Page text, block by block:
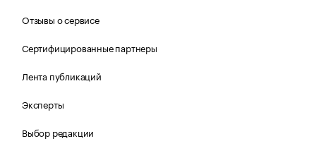
Отзывы о сервисе
Сертифицированные партнеры
Лента публикаций
Эксперты
Выбор редакции